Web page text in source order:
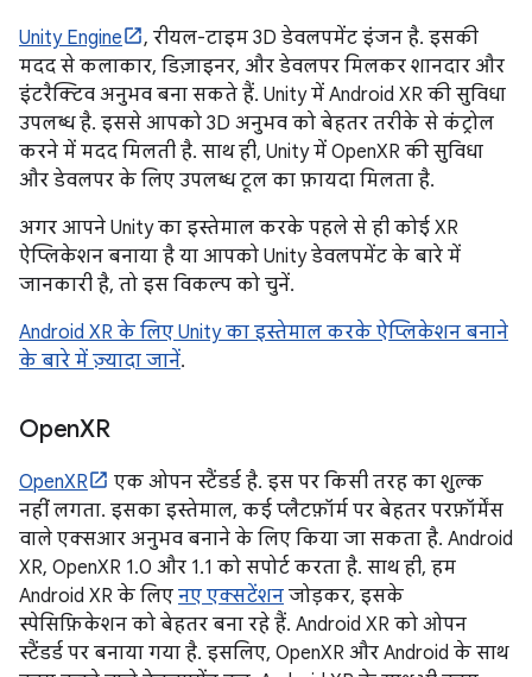
Unity Engine
, रीयल-टाइम 3D डेवलपमेंट इंजन है. इसकी
मदद से कलाकार, डिज़ाइनर, और डेवलपर मिलकर शानदार और
इंटरैक्टिव अनुभव बना सकते हैं. Unity में Android XR की सुविधा
उपलब्ध है. इससे आपको 3D अनुभव को बेहतर तरीके से कंट्रोल
करने में मदद मिलती है. साथ ही, Unity में OpenXR की सुविधा
और डेवलपर के लिए उपलब्ध टूल का फ़ायदा मिलता है.
अगर आपने Unity का इस्तेमाल करके पहले से ही कोई XR
ऐप्लिकेशन बनाया है या आपको Unity डेवलपमेंट के बारे में
जानकारी है, तो इस विकल्प को चुनें.
Android XR के लिए Unity का इस्तेमाल करके ऐप्लिकेशन बनाने
के बारे में ज़्यादा जानें.
OpenXR
OpenXR
एक ओपन स्टैंडर्ड है. इस पर किसी तरह का शुल्क
नहीं लगता. इसका इस्तेमाल, कई प्लैटफ़ॉर्म पर बेहतर परफ़ॉर्मेंस
वाले एक्सआर अनुभव बनाने के लिए किया जा सकता है. Android
XR, OpenXR 1.0 और 1.1 को सपोर्ट करता है. साथ ही, हम
Android XR के लिए नए एक्सटेंशन जोड़कर, इसके
स्पेसिफ़िकेशन को बेहतर बना रहे हैं. Android XR को ओपन
स्टैंडर्ड पर बनाया गया है. इसलिए, OpenXR और Android के साथ